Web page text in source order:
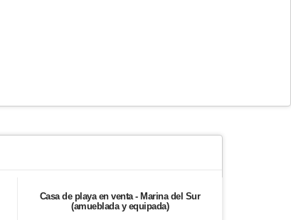
Casa de playa en venta - Marina del Sur
(amueblada y equipada)